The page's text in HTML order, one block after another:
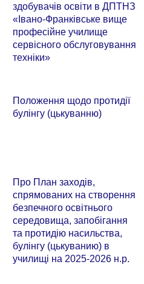
здобувачів освіти в ДПТНЗ
«Івано-Франківське вище
професійне училище
сервісного обслуговування
техніки»
Положення щодо протидії
булінгу (цькуванню)
Про План заходів,
спрямованих на створення
безпечного освітнього
середовища, запобігання
та протидію насильства,
булінгу (цькуванию) в
училищі на 2025-2026 н.р.